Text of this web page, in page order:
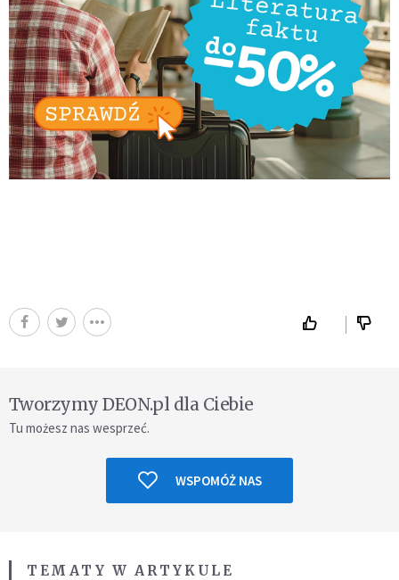
Tworzymy DEON.pl dla Ciebie
Tu możesz nas wesprzeć.
WSPOMÓŻ NAS
TEMATY W ARTYKULE